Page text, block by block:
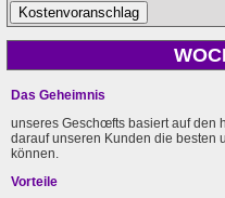
Das Geheimnis
unseres Geschœfts basiert auf den
darauf unseren Kunden die besten
können.
Vorteile